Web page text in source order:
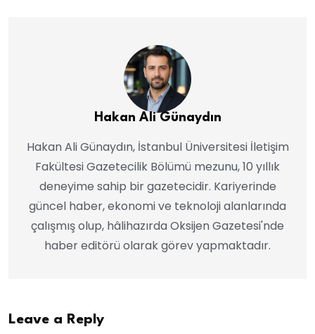
Hakan Ali Günaydın
Hakan Ali Günaydın, İstanbul Üniversitesi İletişim
Fakültesi Gazetecilik Bölümü mezunu, 10 yıllık
deneyime sahip bir gazetecidir. Kariyerinde
güncel haber, ekonomi ve teknoloji alanlarında
çalışmış olup, hâlihazırda Oksijen Gazetesi'nde
haber editörü olarak görev yapmaktadır.
Leave a Reply